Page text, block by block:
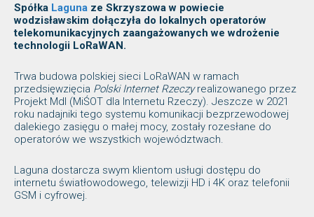
Spółka Laguna ze Skrzyszowa w powiecie
wodzisławskim dołączyła do lokalnych operatorów
telekomunikacyjnych zaangażowanych we wdrożenie
technologii LoRaWAN.
Trwa budowa polskiej sieci LoRaWAN w ramach
przedsięwzięcia Polski Internet Rzeczyrealizowanego przez
Projekt MdI (MiŚOT dla Internetu Rzeczy). Jeszcze w 2021
roku nadajniki tego systemu komunikacji bezprzewodowej
dalekiego zasięgu o małej mocy, zostały rozesłane do
operatorów we wszystkich województwach.
Laguna dostarcza swym klientom usługi dostępu do
internetu światłowodowego, telewizji HD i 4K oraz telefonii
GSM i cyfrowej.